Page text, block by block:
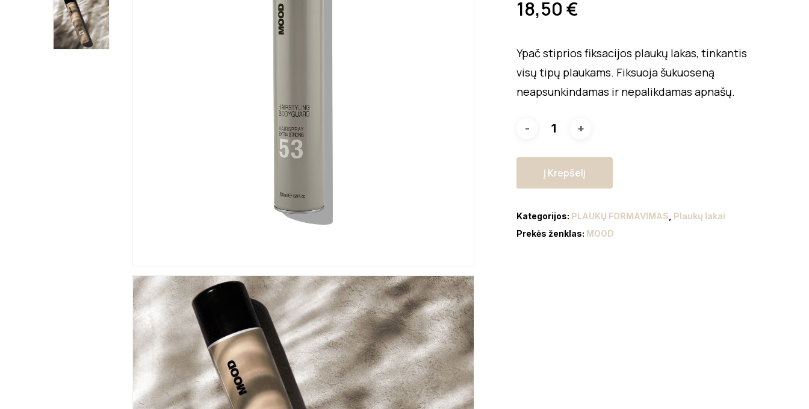
18,50€
Ypač stiprios fiksacijos plaukų lakas, tinkantis
visų tipų plaukams. Fiksuoja šukuoseną
neapsunkindamas ir nepalikdamas apnašų.
Į Krepšelį
Kategorijos: PLAUKŲ FORMAVIMAS Plaukų lakai
Prekės ženklas: MOOD